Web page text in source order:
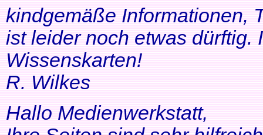
kindgemäße Informationen,
ist leider noch etwas dürftig.
Wissenskarten!
R. Wilkes
Hallo Medienwerkstatt,